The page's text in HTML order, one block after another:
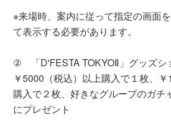
※来場時、案内に従って指定の画面
て表示する必要があります。
② 「D'FESTA TOKYOⅡ」グッズシ
￥5000（税込）以上購入で１枚、
購入で２枚、好きなグループのガチ
にプレゼント